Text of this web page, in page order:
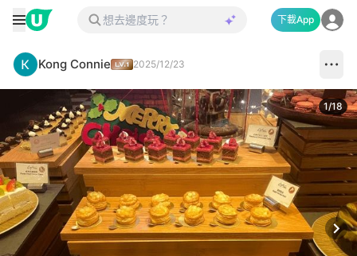
下載App
Kong Connie 2025/12/23
1/18